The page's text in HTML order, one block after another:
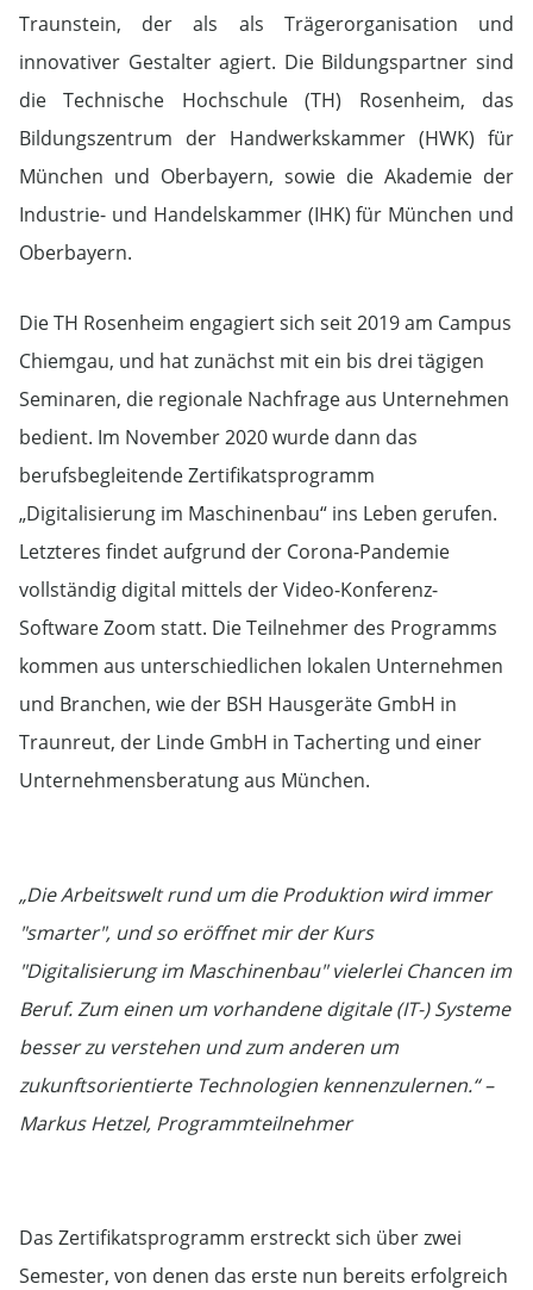
Traunstein, der als als Trägerorganisation und
innovativer Gestalter agiert. Die Bildungspartner sind
die Technische Hochschule (TH) Rosenheim, das
Bildungszentrum der Handwerkskammer (HWK) für
München und Oberbayern, sowie die Akademie der
Industrie- und Handelskammer (IHK) für München und
Oberbayern.
Die TH Rosenheim engagiert sich seit 2019 am Campus
Chiemgau, und hat zunächst mit ein bis drei tägigen
Seminaren, die regionale Nachfrage aus Unternehmen
bedient. Im November 2020 wurde dann das
berufsbegleitende Zertifikatsprogramm
„Digitalisierung im Maschinenbau“ ins Leben gerufen.
Letzteres findet aufgrund der Corona-Pandemie
vollständig digital mittels der Video-Konferenz-
Software Zoom statt. Die Teilnehmer des Programms
kommen aus unterschiedlichen lokalen Unternehmen
und Branchen, wie der BSH Hausgeräte GmbH in
Traunreut, der Linde GmbH in Tacherting und einer
Unternehmensberatung aus München.
„Die Arbeitswelt rund um die Produktion wird immer
"smarter", und so eröffnet mir der Kurs
"Digitalisierung im Maschinenbau" vielerlei Chancen im
Beruf. Zum einen um vorhandene digitale (IT-) Systeme
besser zu verstehen und zum anderen um
zukunftsorientierte Technologien kennenzulernen.“ –
Markus Hetzel, Programmteilnehmer
Das Zertifikatsprogramm erstreckt sich über zwei
Semester, von denen das erste nun bereits erfolgreich